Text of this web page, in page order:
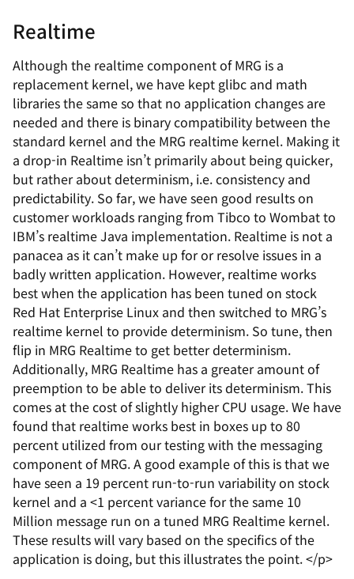
Realtime
Although the realtime component of MRG is a
replacement kernel, we have kept glibc and math
libraries the same so that no application changes are
needed and there is binary compatibility between the
standard kernel and the MRG realtime kernel. Making it
a drop-in Realtime isn’t primarily about being quicker,
but rather about determinism, i.e. consistency and
predictability. So far, we have seen good results on
customer workloads ranging from Tibco to Wombat to
IBM’s realtime Java implementation. Realtime is not a
panacea as it can’t make up for or resolve issues in a
badly written application. However, realtime works
best when the application has been tuned on stock
Red Hat Enterprise Linux and then switched to MRG’s
realtime kernel to provide determinism. So tune, then
flip in MRG Realtime to get better determinism.
Additionally, MRG Realtime has a greater amount of
preemption to be able to deliver its determinism. This
comes at the cost of slightly higher CPU usage. We have
found that realtime works best in boxes up to 80
percent utilized from our testing with the messaging
component of MRG. A good example of this is that we
have seen a 19 percent run-to-run variability on stock
kernel and a <1 percent variance for the same 10
Million message run on a tuned MRG Realtime kernel.
These results will vary based on the specifics of the
application is doing, but this illustrates the point. </p>